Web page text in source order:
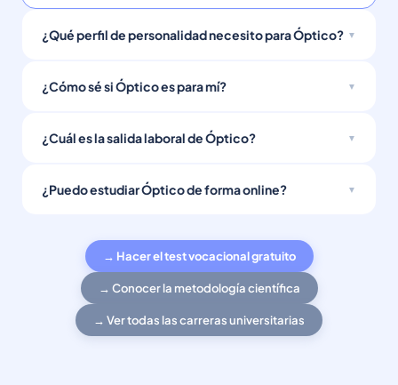
¿Qué perfil de personalidad necesito para Óptico?
¿Cómo sé si Óptico es para mí?
¿Cuál es la salida laboral de Óptico?
¿Puedo estudiar Óptico de forma online?
→ Hacer el test vocacional gratuito
→ Conocer la metodología científica
→ Ver todas las carreras universitarias